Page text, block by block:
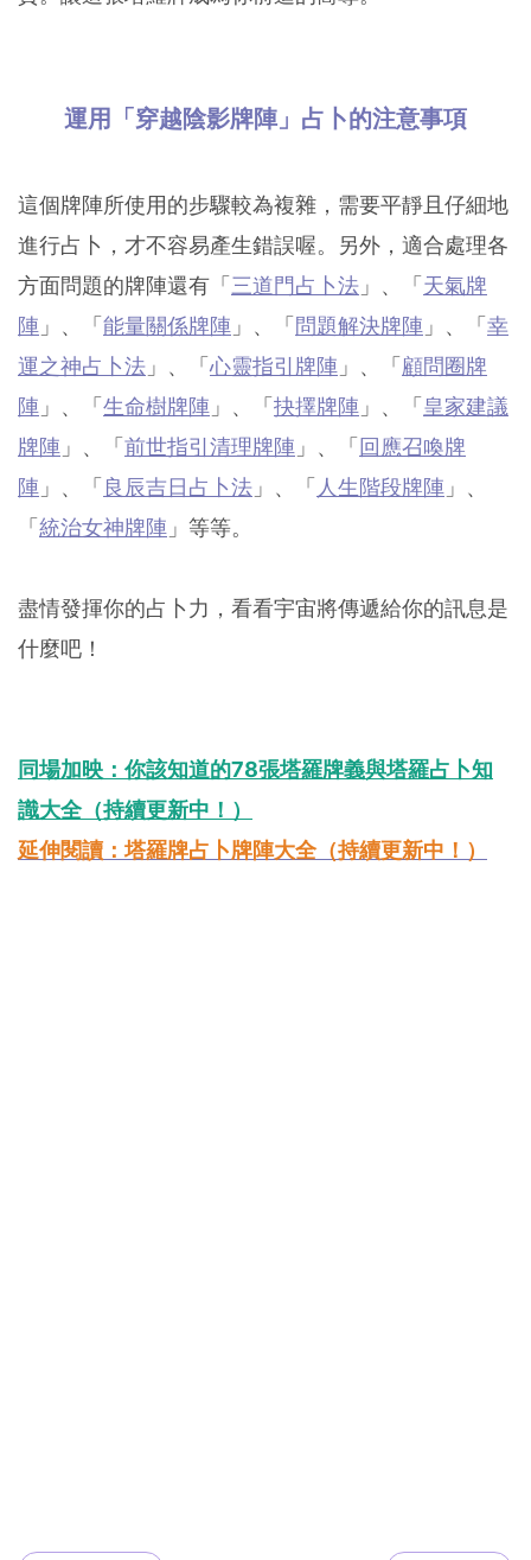
運用「穿越陰影牌陣」占卜的注意事項
這個牌陣所使用的步驟較為複雜，需要平靜且仔細地
進行占卜，才不容易產生錯誤喔。另外，適合處理各
方面問題的牌陣還有「三道門占卜法 」、「天氣牌
陣 」、「能量關係牌陣 」、「問題解決牌陣 」、「幸
運之神占卜法 」、「心靈指引牌陣 」、「顧問圈牌
陣 」、「生命樹牌陣 」、「抉擇牌陣 」、「皇家建議
牌陣 」、「前世指引清理牌陣 」、「回應召喚牌
陣 」、「良辰吉日占卜法 」、「 人生階段牌陣 」、
「統治女神牌陣 」等等。
盡情發揮你的占卜力，看看宇宙將傳遞給你的訊息是
什麼吧！
同場加映：你該知道的78張塔羅牌義與塔羅占卜知
識大全（持續更新中！）
延伸閱讀：塔羅牌占卜牌陣大全（持續更新中！）